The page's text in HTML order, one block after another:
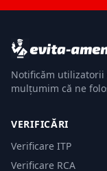
Notificăm utilizatorii
mulțumim că ne
VERIFICĂRI
Verificare ITP
Verificare RCA